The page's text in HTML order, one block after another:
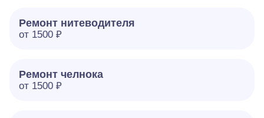
Ремонт нитеводителя
от 1500 ₽
Ремонт челнока
от 1500 ₽